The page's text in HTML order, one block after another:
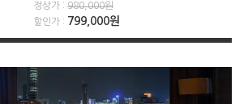
정상가 : 980,000원
할인가 : 799,000원